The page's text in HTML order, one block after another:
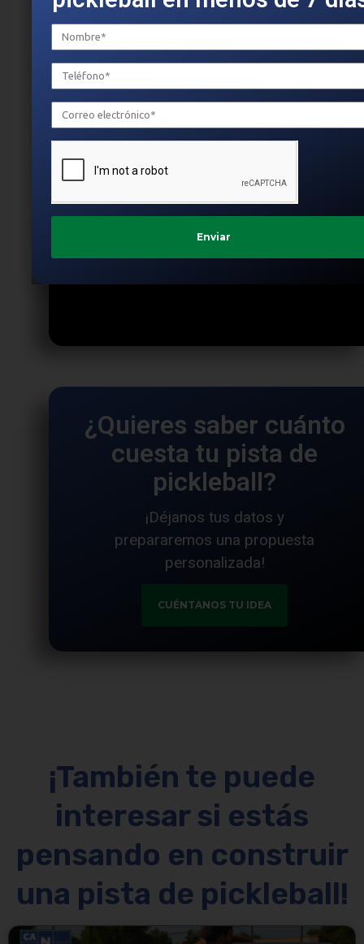
7 días!
¿Quieres saber cuánto
cuesta tu pista de
pickleball?
¡Déjanos tus datos y
prepararemos una propuesta
personalizada!
CUÉNTANOS TU IDEA
¡También te puede
interesar si estás
pensando en construir
una pista de pickleball!